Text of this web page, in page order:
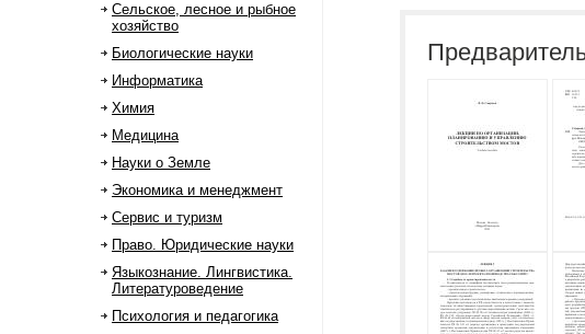
Сельское, лесное и рыбное
хозяйство
Биологические науки
Информатика
Химия
Медицина
Науки о Земле
Экономика и менеджмент
Сервис и туризм
Право. Юридические науки
Языкознание. Лингвистика.
Литературоведение
Психология и педагогика